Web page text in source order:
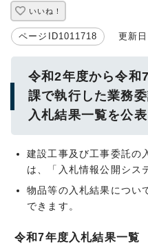
いいね！
ページID1011718 更新日
令和2年度から令和
課で執行した業務
入札結果一覧を公表
建設工事及び工事委託の
は、「入札情報公開シス
物品等の入札結果につい
できます。
令和7年度入札結果一覧